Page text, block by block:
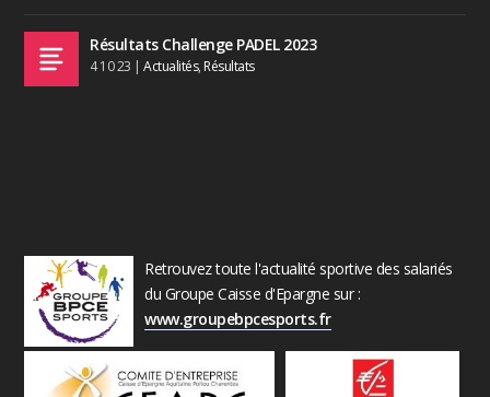
Résultats Challenge PADEL 2023
4 10 23 |Actualités, Résultats
Retrouvez toute l'actualité sportive des salariés
du Groupe Caisse d'Epargne sur :
www.groupebpcesports.fr